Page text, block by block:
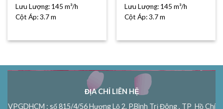
Lưu Lượng: 145 m³/h
Cột Áp:3.7 m
Lưu Lượng: 145 m³/h
Cột Áp:3.7 m
ĐỊA CHỈ LIÊN HỆ
VPGDHCM : số 815/4/56 Hương Lộ 2, P.Bình Trị Đông , TP Hồ Chí